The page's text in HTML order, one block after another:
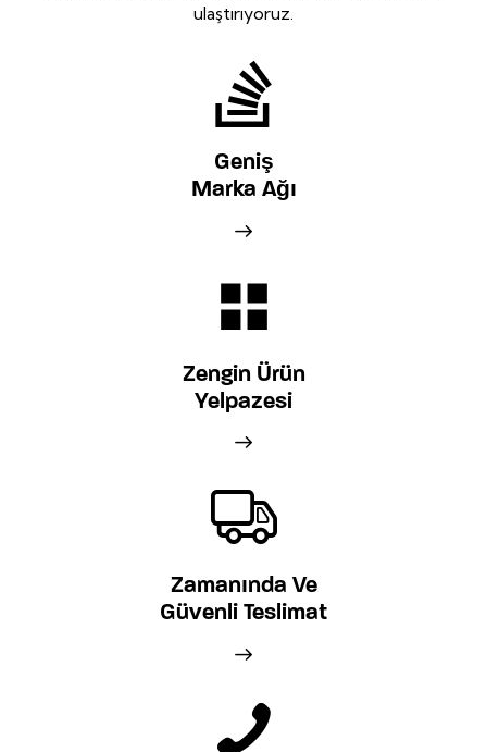
ulaştırıyoruz.
Geniş
Marka Ağı
Zengin Ürün
Yelpazesi
Zamanında Ve
Güvenli Teslimat